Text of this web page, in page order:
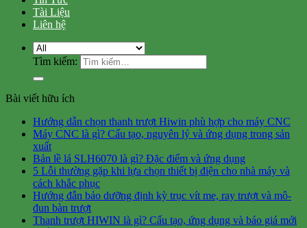
Tài Liệu
Liên hệ
Tìm kiếm:
Bài viết hữu ích
Hướng dẫn chọn thanh trượt Hiwin phù hợp cho máy CNC
Máy CNC là gì? Cấu tạo, nguyên lý và ứng dụng trong sản
xuất
Bản lề lá SLH6070 là gì? Đặc điểm và ứng dụng
5 Lỗi thường gặp khi lựa chọn thiết bị điện cho nhà máy và
cách khắc phục
Hướng đẫn bảo dưỡng định kỳ trục vít me, ray trượt và mô-
đun bàn trượt
Thanh trượt HIWIN là gì? Cấu tạo, ứng dụng và báo giá mới